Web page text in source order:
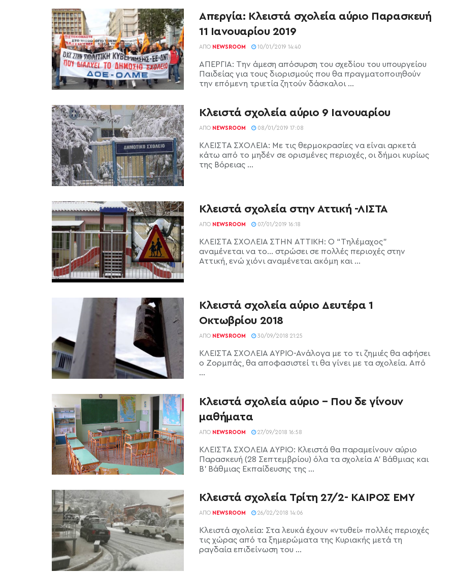
Απεργία: Κλειστά σχολεία αύριο Παρασκευή
11 Ιανουαρίου 2019
ΑΠΌ NEWSROOM 10/01/2019 14:40
ΑΠΕΡΓΙΑ: Την άμεση απόσυρση του σχεδίου του υπουργείου
Παιδείας για τους διορισμούς που θα πραγματοποιηθούν
την επόμενη τριετία ζητούν δάσκαλοι ...
Κλειστά σχολεία αύριο 9 Ιανουαρίου
ΑΠΌ NEWSROOM 08/01/2019 17:08
ΚΛΕΙΣΤΑ ΣΧΟΛΕΙΑ: Με τις θερμοκρασίες να είναι αρκετά
κάτω από το μηδέν σε ορισμένες περιοχές, οι δήμοι κυρίως
της Βόρειας ...
Κλειστά σχολεία στην Αττική -ΛΙΣΤΑ
ΑΠΌ NEWSROOM 07/01/2019 16:18
ΚΛΕΙΣΤΑ ΣΧΟΛΕΙΑ ΣΤΗΝ ΑΤΤΙΚΗ: Ο “Τηλέμαχος”
αναμένεται να το... στρώσει σε πολλές περιοχές στην
Αττική, ενώ χιόνι αναμένεται ακόμη και ...
Κλειστά σχολεία αύριο Δευτέρα 1
Οκτωβρίου 2018
ΑΠΌ NEWSROOM 30/09/2018 21:25
ΚΛΕΙΣΤΑ ΣΧΟΛΕΙΑ ΑΥΡΙΟ-Ανάλογα με το τι ζημιές θα αφήσει
ο Ζορμπάς, θα αποφασιστεί τι θα γίνει με τα σχολεία. Από
...
Κλειστά σχολεία αύριο – Που δε γίνουν
μαθήματα
ΑΠΌ NEWSROOM 27/09/2018 16:58
ΚΛΕΙΣΤΑ ΣΧΟΛΕΙΑ ΑΥΡΙΟ: Κλειστά θα παραμείνουν αύριο
Παρασκευή (28 Σεπτεμβρίου) όλα τα σχολεία Α' Βάθμιας και
Β' Βάθμιας Εκπαίδευσης της ...
Κλειστά σχολεία Τρίτη 27/2- ΚΑΙΡΟΣ ΕΜΥ
ΑΠΌ NEWSROOM 26/02/2018 14:06
Κλειστά σχολεία: Στα λευκά έχουν «ντυθεί» πολλές περιοχές
τις χώρας από τα ξημερώματα της Κυριακής μετά τη
ραγδαία επιδείνωση του ...